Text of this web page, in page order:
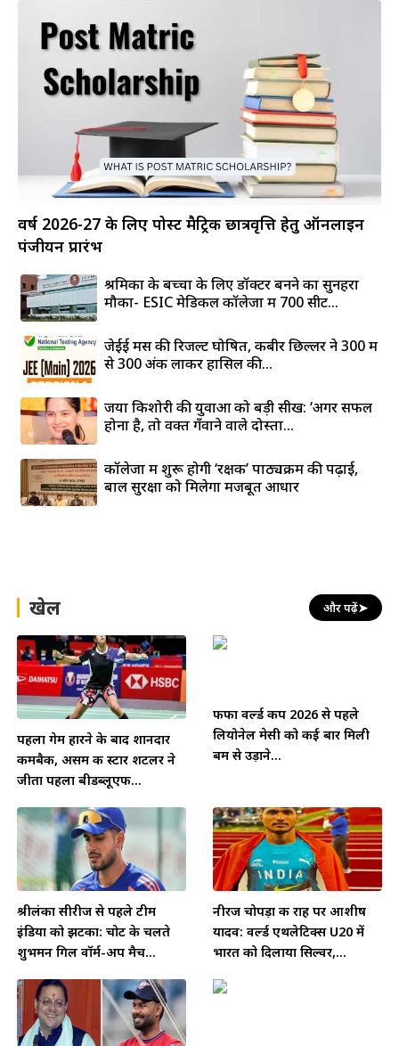
वर्ष 2026-27 के लिए पोस्ट मैट्रिक छात्रवृत्ति हेतु ऑनलाइन
पंजीयन प्रारंभ
श्रमिकों के बच्चों के लिए डॉक्टर बनने का सुनहरा
मौका- ESIC मेडिकल कॉलेजों में 700 सीटें...
जेईई मेंस की रिजल्ट घोषित, कबीर छिल्लर ने 300 में
से 300 अंक लाकर हासिल की...
जया किशोरी की युवाओं को बड़ी सीख: ‘अगर सफल
होना है, तो वक्त गँवाने वाले दोस्तों...
कॉलेजों में शुरू होगी ‘रक्षक’ पाठ्यक्रम की पढ़ाई,
बाल सुरक्षा को मिलेगा मजबूत आधार
खेल और पढ़ें➤
पहला गेम हारने के बाद शानदार
कमबैक, असम की स्टार शटलर ने
जीता पहला बीडब्लूएफ...
फीफा वर्ल्ड कप 2026 से पहले
लियोनेल मेसी को कई बार मिली
बम से उड़ाने...
श्रीलंका सीरीज से पहले टीम
इंडिया को झटका: चोट के चलते
शुभमन गिल वॉर्म-अप मैच...
नीरज चोपड़ा की राह पर आशीष
यादव: वर्ल्ड एथलेटिक्स U20 में
भारत को दिलाया सिल्वर,...